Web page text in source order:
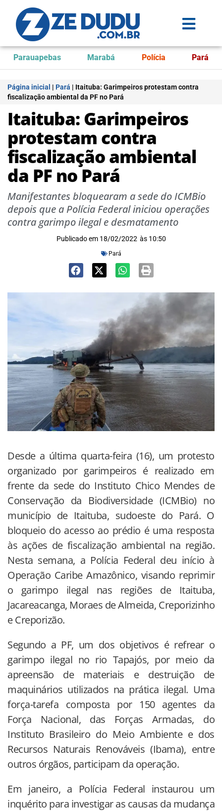
Parauapebas Marabá Polícia Pará
Página inicial | Pará | Itaituba: Garimpeiros protestam contra
fiscalização ambiental da PF no Pará
Itaituba: Garimpeiros
protestam contra
fiscalização ambiental
da PF no Pará
Manifestantes bloquearam a sede do ICMBio
depois que a Polícia Federal iniciou operações
contra garimpo ilegal e desmatamento
Publicado em 18/02/2022 às 10:50
Pará
Desde a última quarta-feira (16), um protesto
organizado por garimpeiros é realizado em
frente da sede do Instituto Chico Mendes de
Conservação da Biodiversidade (ICMBio) no
município de Itaituba, sudoeste do Pará. O
bloqueio do acesso ao prédio é uma resposta
às ações de fiscalização ambiental na região.
Nesta semana, a Polícia Federal deu início à
Operação Caribe Amazônico, visando reprimir
o garimpo ilegal nas regiões de Itaituba,
Jacareacanga, Moraes de Almeida, Creporizinho
e Creporizão.
Segundo a PF, um dos objetivos é refrear o
garimpo ilegal no rio Tapajós, por meio da
apreensão de materiais e destruição de
maquinários utilizados na prática ilegal. Uma
força-tarefa composta por 150 agentes da
Força Nacional, das Forças Armadas, do
Instituto Brasileiro do Meio Ambiente e dos
Recursos Naturais Renováveis (Ibama), entre
outros órgãos, participam da operação.
Em janeiro, a Polícia Federal instaurou um
inquérito para investigar as causas da mudança